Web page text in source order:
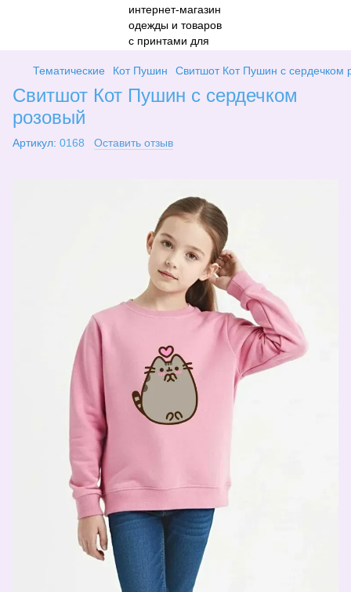
Тематические Кот Пушин Свитшот Кот Пушин с сердечком
Свитшот Кот Пушин с сердечком
розовый
Артикул: 0168 Оставить отзыв